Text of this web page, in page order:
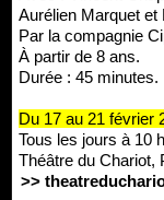
Aurélien Marquet et
Par la compagnie
À partir de 8 ans.
Durée : 45 minutes.
Du 17 au 21 février
Tous les jours à 10
Théâtre du Chariot,
>>